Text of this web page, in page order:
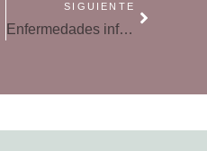
SIGUIENTE
Enfermedades infantiles: ¿cuáles hay que comunicar en la escuela?